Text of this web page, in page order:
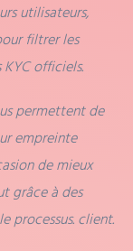
utilisateurs,
filtrer les
officiels.
permettent de
empreinte
de mieux
grâce à des
processus. client.